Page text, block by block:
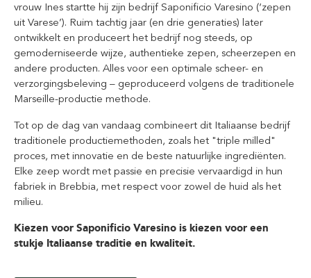
vrouw Ines startte hij zijn bedrijf Saponificio Varesino (‘zepen
uit Varese’). Ruim tachtig jaar (en drie generaties) later
ontwikkelt en produceert het bedrijf nog steeds, op
gemoderniseerde wijze, authentieke zepen, scheerzepen en
andere producten. Alles voor een optimale scheer- en
verzorgingsbeleving – geproduceerd volgens de traditionele
Marseille-productie methode.
Tot op de dag van vandaag combineert dit Italiaanse bedrijf
traditionele productiemethoden, zoals het "triple milled"
proces, met innovatie en de beste natuurlijke ingrediënten.
Elke zeep wordt met passie en precisie vervaardigd in hun
fabriek in Brebbia, met respect voor zowel de huid als het
milieu.
Kiezen voor Saponificio Varesino is kiezen voor een
stukje Italiaanse traditie en kwaliteit.